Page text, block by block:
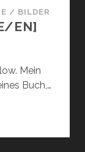
/ BILDER
EN]
Mein
Buch,…